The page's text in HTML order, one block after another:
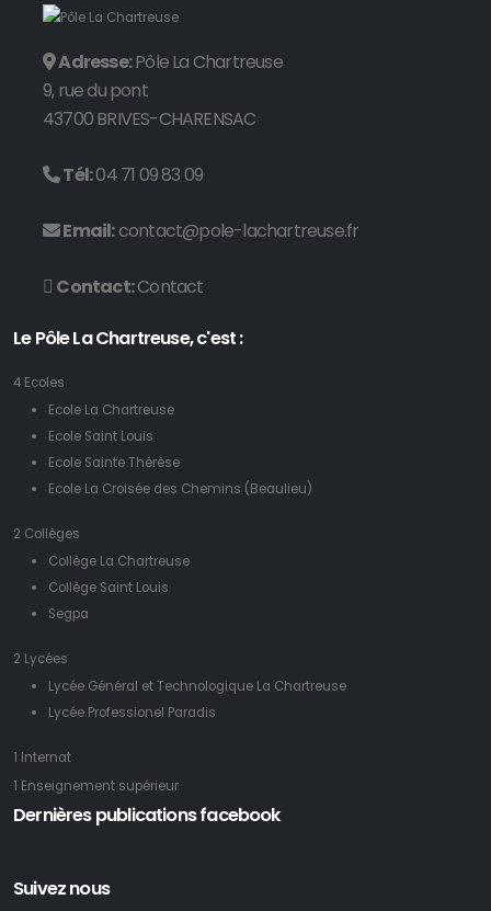
Adresse:Pôle La Chartreuse
9, rue du pont
43700 BRIVES-CHARENSAC
Tél:04 71 09 83 09
Email:contact@pole-lachartreuse.fr
Contact:Contact
Le Pôle La Chartreuse, c'est :
4 Ecoles
Ecole La Chartreuse
Ecole Saint Louis
Ecole Sainte Thérèse
Ecole La Croisée des Chemins (Beaulieu)
2 Collèges
Collège La Chartreuse
Collège Saint Louis
Segpa
2 Lycées
Lycée Général et Technologique La Chartreuse
Lycée Professionel Paradis
1 Internat
1 Enseignement supérieur
Dernières publications facebook
Suivez nous